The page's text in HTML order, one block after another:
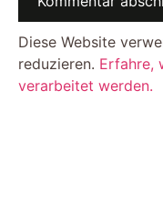
Diese Website
reduzieren. Erfahre,
verarbeitet werden.